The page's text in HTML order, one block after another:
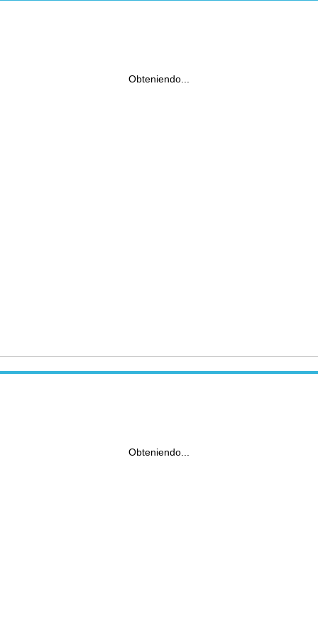
Obteniendo...
Obteniendo...